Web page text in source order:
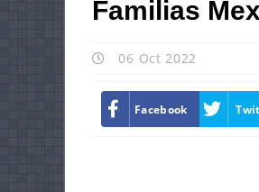
Familias
06 Oct 2022
Facebook